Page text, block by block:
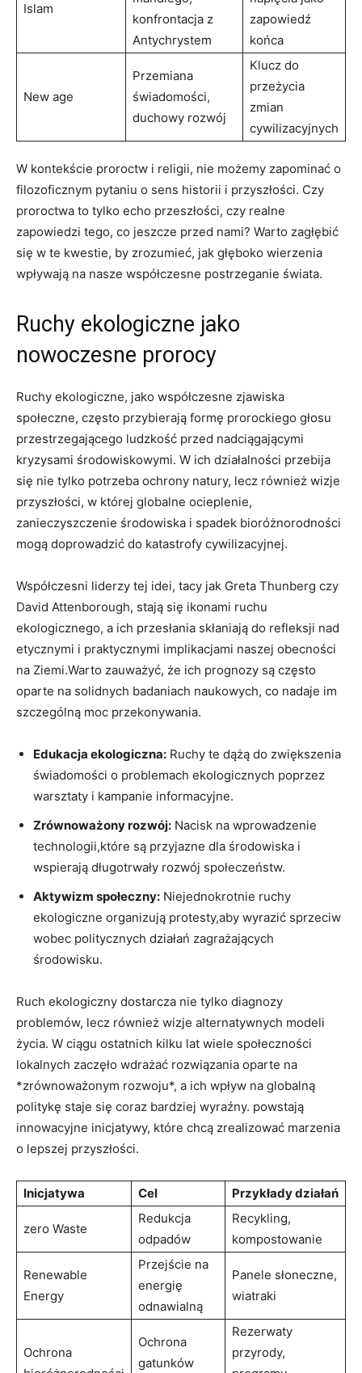
Islam
konfrontacja z
Antychrystem
zapowiedź
końca
New age
Przemiana
świadomości,
duchowy rozwój
Klucz do
przeżycia
zmian
cywilizacyjnych
W kontekście proroctw i religii, nie możemy zapominać o
filozoficznym pytaniu o sens historii i przyszłości. Czy
proroctwa to tylko echo przeszłości, czy realne
zapowiedzi tego, co jeszcze przed nami? Warto zagłębić
się w te kwestie, by zrozumieć, jak głęboko wierzenia
wpływają na nasze współczesne postrzeganie świata.
Ruchy ekologiczne jako
nowoczesne prorocy
Ruchy ekologiczne, jako współczesne zjawiska
społeczne, często przybierają formę prorockiego głosu
przestrzegającego ludzkość przed nadciągającymi
kryzysami środowiskowymi. W ich działalności przebija
się nie tylko potrzeba ochrony natury, lecz również wizje
przyszłości, w której globalne ocieplenie,
zanieczyszczenie środowiska i spadek bioróżnorodności
mogą doprowadzić do katastrofy cywilizacyjnej.
Współczesni liderzy tej idei, tacy jak Greta Thunberg czy
David Attenborough, stają się ikonami ruchu
ekologicznego, a ich przesłania skłaniają do refleksji nad
etycznymi i praktycznymi implikacjami naszej obecności
na Ziemi.Warto zauważyć, że ich prognozy są często
oparte na solidnych badaniach naukowych, co nadaje im
szczególną moc przekonywania.
Edukacja ekologiczna: Ruchy te dążą do zwiększenia
świadomości o problemach ekologicznych poprzez
warsztaty i kampanie informacyjne.
Zrównoważony rozwój: Nacisk na wprowadzenie
technologii,które są przyjazne dla środowiska i
wspierają długotrwały rozwój społeczeństw.
Aktywizm społeczny: Niejednokrotnie ruchy
ekologiczne organizują protesty,aby wyrazić sprzeciw
wobec politycznych działań zagrażających
środowisku.
Ruch ekologiczny dostarcza nie tylko diagnozy
problemów, lecz również wizje alternatywnych modeli
życia. W ciągu ostatnich kilku lat wiele społeczności
lokalnych zaczęło wdrażać rozwiązania oparte na
*zrównoważonym rozwoju*, a ich wpływ na globalną
politykę staje się coraz bardziej wyraźny. powstają
innowacyjne inicjatywy, które chcą zrealizować marzenia
o lepszej przyszłości.
Inicjatywa Cel Przykłady działań
zero Waste
Redukcja
odpadów
Recykling,
kompostowanie
Renewable
Energy
Przejście na
energię
odnawialną
Panele słoneczne,
wiatraki
Ochrona
Ochrona
gatunków
Rezerwaty
przyrody,